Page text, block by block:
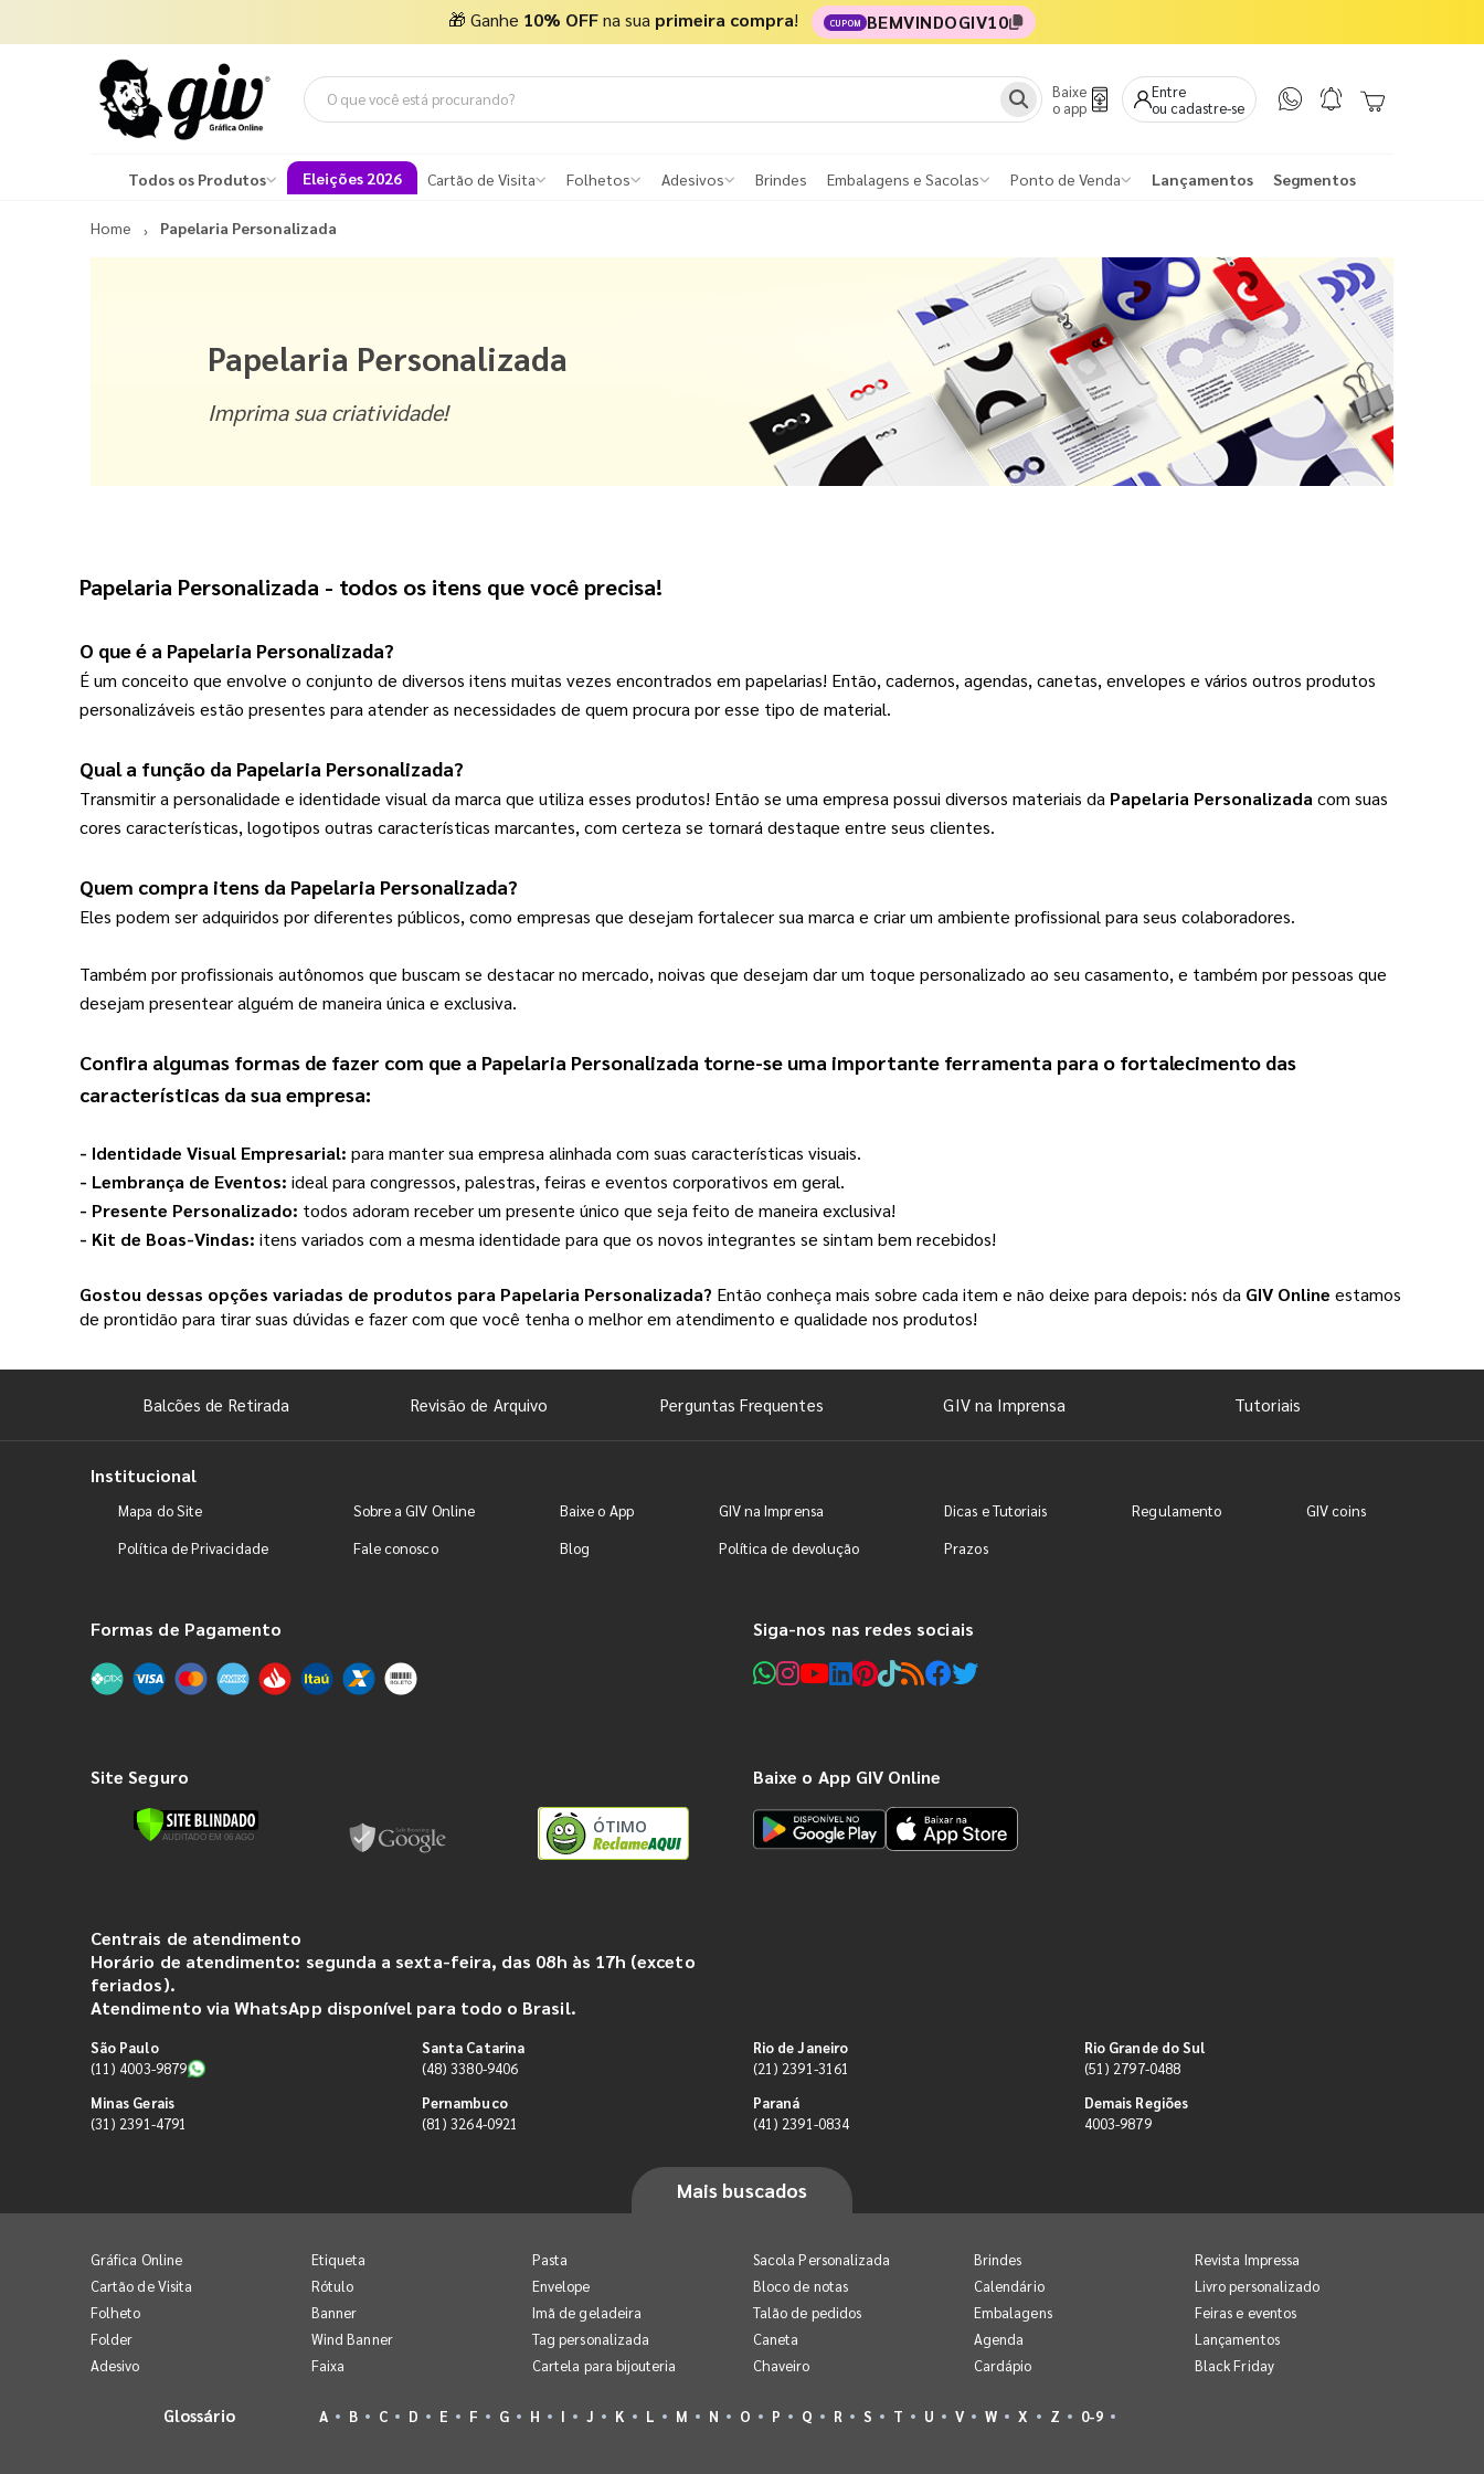
🎁 Ganhe 10% OFFna sua primeira compra! CUPOM BEMVINDOGIV10
Baixe
o app
Entre
ou cadastre-se
Todos os Produtos Eleições 2026 Cartão de Visita Folhetos Adesivos Brindes Embalagens e Sacolas Ponto de Venda Lançamentos Segmentos
Home Papelaria Personalizada
Papelaria Personalizada
Imprima sua criatividade!
Papelaria Personalizada - todos os itens que você precisa!
O que é a Papelaria Personalizada?
É um conceito que envolve o conjunto de diversos itens muitas vezes encontrados em papelarias! Então, cadernos, agendas, canetas, envelopes e vários outros produtos
personalizáveis estão presentes para atender as necessidades de quem procura por esse tipo de material.
Qual a função da Papelaria Personalizada?
Transmitir a personalidade e identidade visual da marca que utiliza esses produtos! Então se uma empresa possui diversos materiais da Papelaria Personalizada com suas
cores características, logotipos outras características marcantes, com certeza se tornará destaque entre seus clientes.
Quem compra itens da Papelaria Personalizada?
Eles podem ser adquiridos por diferentes públicos, como empresas que desejam fortalecer sua marca e criar um ambiente profissional para seus colaboradores.
Também por profissionais autônomos que buscam se destacar no mercado, noivas que desejam dar um toque personalizado ao seu casamento, e também por pessoas que
desejam presentear alguém de maneira única e exclusiva.
Confira algumas formas de fazer com que a Papelaria Personalizada torne-se uma importante ferramenta para o fortalecimento das
características da sua empresa:
- Identidade Visual Empresarial: para manter sua empresa alinhada com suas características visuais.
- Lembrança de Eventos: ideal para congressos, palestras, feiras e eventos corporativos em geral.
- Presente Personalizado: todos adoram receber um presente único que seja feito de maneira exclusiva!
- Kit de Boas-Vindas: itens variados com a mesma identidade para que os novos integrantes se sintam bem recebidos!
Gostou dessas opções variadas de produtos para Papelaria Personalizada? Então conheça mais sobre cada item e não deixe para depois: nós da GIV Online estamos
de prontidão para tirar suas dúvidas e fazer com que você tenha o melhor em atendimento e qualidade nos produtos!
Balcões de Retirada Revisão de Arquivo Perguntas Frequentes GIV na Imprensa Tutoriais
Institucional
Mapa do Site Sobre a GIV Online Baixe o App GIV na Imprensa Dicas e Tutoriais Regulamento
GIV coins
Política de Privacidade
Fale conosco Blog Política de devolução Prazos
Formas de Pagamento Siga-nos nas redes sociais
Site Seguro
ÓTIMO
Baixe o App GIV Online
Centrais de atendimento
Horário de atendimento: segunda a sexta-feira, das 08h às 17h (exceto
feriados).
Atendimento via WhatsApp disponível para todo o Brasil.
São Paulo
(11) 4003-9879
Minas Gerais
(31) 2391-4791
Santa Catarina
(48) 3380-9406
Pernambuco
(81) 3264-0921
Rio de Janeiro
(21) 2391-3161
Paraná
(41) 2391-0834
Rio Grande do Sul
(51) 2797-0488
Demais Regiões
4003-9879
Mais buscados
Gráfica Online
Cartão de Visita
Folheto
Folder
Adesivo
Etiqueta
Rótulo
Banner
Wind Banner
Faixa
Pasta
Envelope
Imã de geladeira
Tag personalizada
Cartela para bijouteria
Sacola Personalizada
Bloco de notas
Talão de pedidos
Caneta
Chaveiro
Brindes
Calendário
Embalagens
Agenda
Cardápio
Revista Impressa
Livro personalizado
Feiras e eventos
Lançamentos
Black Friday
Glossário A B C D E F G H I J K L M N O P Q R S T U V W X Z 0-9